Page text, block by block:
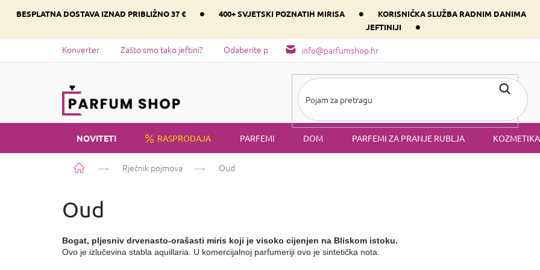
BESPLATNA DOSTAVA IZNAD PRIBLIŽNO 37 € • 400+ SVJETSKI POZNATIH MIRISA • KORISNIČKA SLUŽBA RADNIM DANIMA
JEFTINIJI
•
info@parfumshop.hr
Konverter Zašto smo tako jeftini? Odaberite parfem svog srca prema dominantnoj komponenti
NOVITETI RASPRODAJA PARFEMI DOM PARFEMI ZA PRANJE RUBLJA KOZMETIKA
Početna Rječnik pojmova Oud
Oud
Bogat, pljesniv drvenasto-orašasti miris koji je visoko cijenjen na Bliskom istoku.
Ovo je izlučevina stabla aquillaria. U komercijalnoj parfumeriji ovo je sintetička nota.